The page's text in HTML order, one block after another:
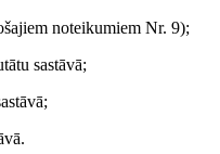
noteikumiem Nr. 9);
sastāvā;